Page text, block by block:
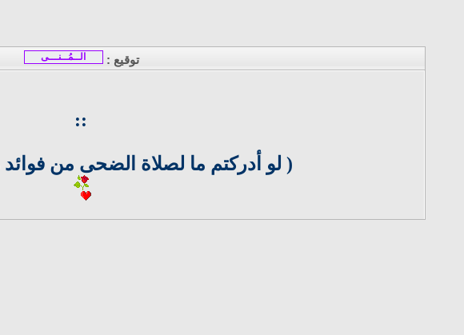
توقيع : الــمُــنـــى
::
( لو أدركتم ما لصلاة الضحى من فوائد